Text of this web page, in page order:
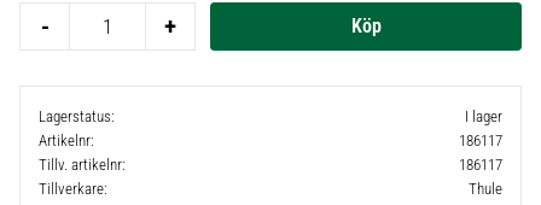
+
-
Lagerstatus
I lager
Artikelnr
186117
Tillv. artikelnr
186117
Tillverkare
Thule